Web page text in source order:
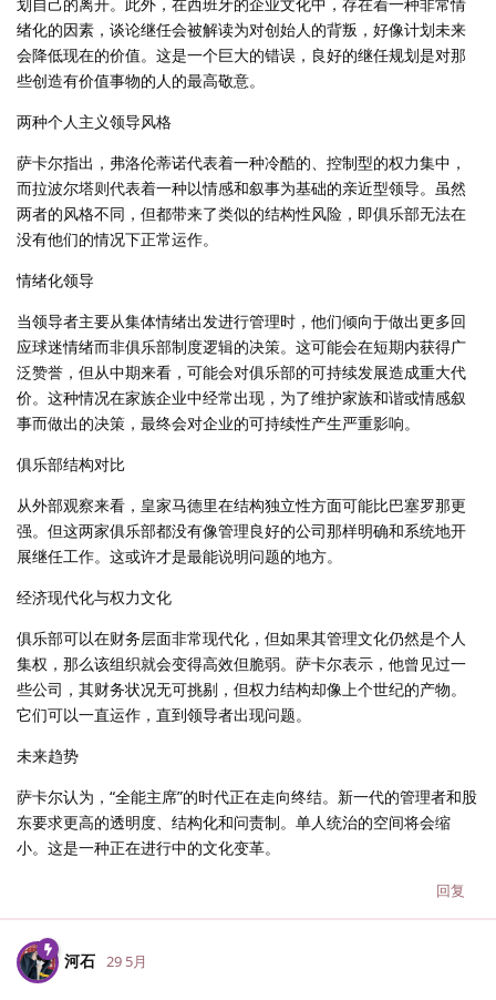
绪化的因素，谈论继任会被解读为对创始人的背叛，好像计划未来
会降低现在的价值。这是一个巨大的错误，良好的继任规划是对那
些创造有价值事物的人的最高敬意。
两种个人主义领导风格
萨卡尔指出，弗洛伦蒂诺代表着一种冷酷的、控制型的权力集中，
而拉波尔塔则代表着一种以情感和叙事为基础的亲近型领导。虽然
两者的风格不同，但都带来了类似的结构性风险，即俱乐部无法在
没有他们的情况下正常运作。
情绪化领导
当领导者主要从集体情绪出发进行管理时，他们倾向于做出更多回
应球迷情绪而非俱乐部制度逻辑的决策。这可能会在短期内获得广
泛赞誉，但从中期来看，可能会对俱乐部的可持续发展造成重大代
价。这种情况在家族企业中经常出现，为了维护家族和谐或情感叙
事而做出的决策，最终会对企业的可持续性产生严重影响。
俱乐部结构对比
从外部观察来看，皇家马德里在结构独立性方面可能比巴塞罗那更
强。但这两家俱乐部都没有像管理良好的公司那样明确和系统地开
展继任工作。这或许才是最能说明问题的地方。
经济现代化与权力文化
俱乐部可以在财务层面非常现代化，但如果其管理文化仍然是个人
集权，那么该组织就会变得高效但脆弱。萨卡尔表示，他曾见过一
些公司，其财务状况无可挑剔，但权力结构却像上个世纪的产物。
它们可以一直运作，直到领导者出现问题。
未来趋势
萨卡尔认为，“全能主席”的时代正在走向终结。新一代的管理者和股
东要求更高的透明度、结构化和问责制。单人统治的空间将会缩
小。这是一种正在进行中的文化变革。
回复
河石 29 5月